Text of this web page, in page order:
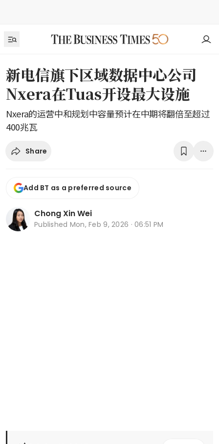
新电信旗下区域数据中心公司
Nxera在Tuas开设最大设施
Nxera的运营中和规划中容量预计在中期将翻倍至超过
400兆瓦
Share
Add BT as a preferred source
Chong Xin Wei
Published Mon, Feb 9, 2026 · 06:51 PM